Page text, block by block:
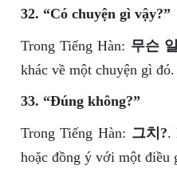
32. “Có chuyện gì vậy?”
Trong Tiếng Hàn: 무슨
khác về một chuyện gì đó.
33. “Đúng không?”
Trong Tiếng Hàn: 그치?.
hoặc đồng ý với một điều